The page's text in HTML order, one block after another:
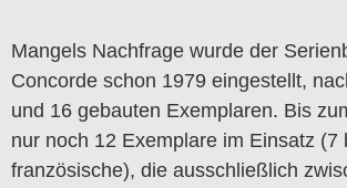
Mangels Nachfrage wurde der
Concorde schon 1979 eingestellt,
und 16 gebauten Exemplaren. Bis
nur noch 12 Exemplare im Einsatz (7
französische), die ausschließlich